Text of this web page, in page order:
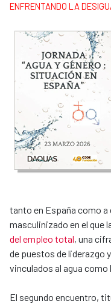
ENFRENTANDO LA
tanto en España como a
masculinizado en el que
del empleo total, una
de puestos de liderazgo
vinculados al agua
El segundo encuentro,